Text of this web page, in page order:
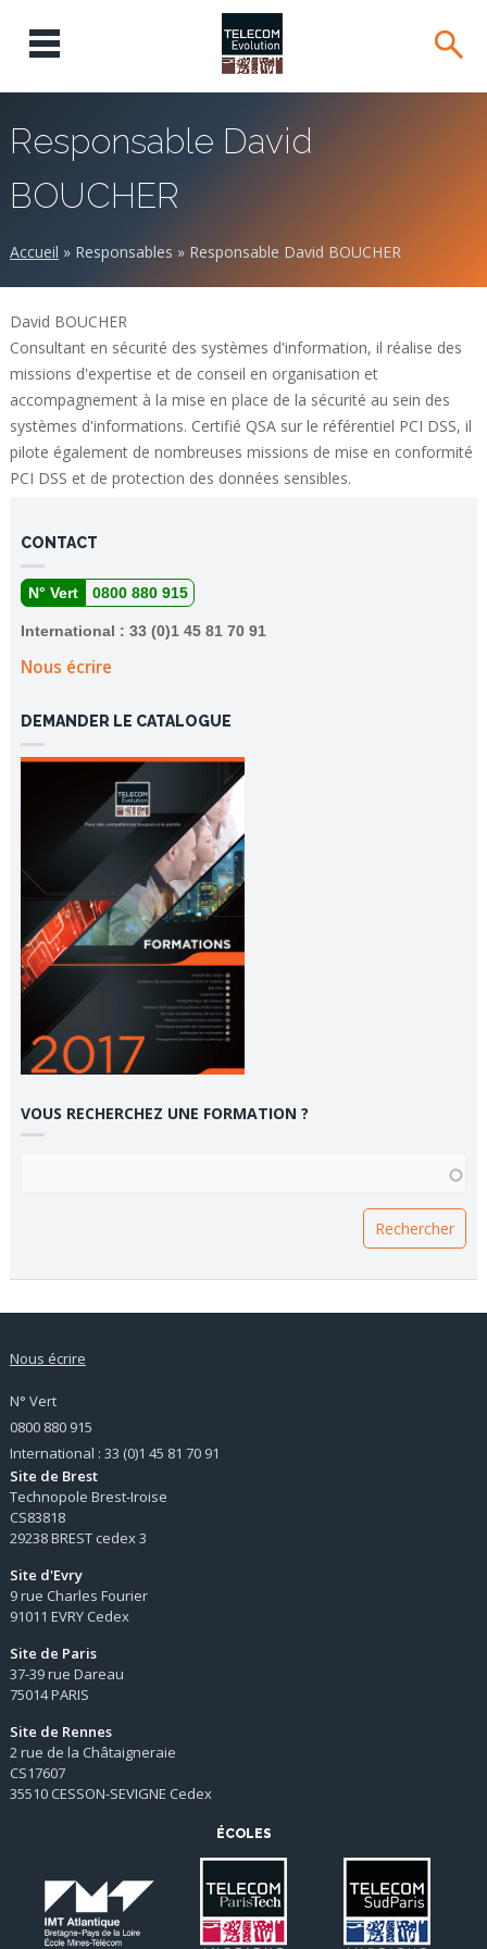
Responsable David
BOUCHER
Accueil » Responsables » Responsable David BOUCHER
David BOUCHER
Consultant en sécurité des systèmes d'information, il réalise des
missions d'expertise et de conseil en organisation et
accompagnement à la mise en place de la sécurité au sein des
systèmes d'informations. Certifié QSA sur le référentiel PCI DSS, il
pilote également de nombreuses missions de mise en conformité
PCI DSS et de protection des données sensibles.
CONTACT
N° Vert 0800 880 915
International : 33 (0)1 45 81 70 91
Nous écrire
DEMANDER LE CATALOGUE
VOUS RECHERCHEZ UNE FORMATION ?
Nous écrire
N° Vert
0800 880 915
International : 33 (0)1 45 81 70 91
Site de Brest
Technopole Brest-Iroise
CS83818
29238 BREST cedex 3
Site d'Evry
9 rue Charles Fourier
91011 EVRY Cedex
Site de Paris
37-39 rue Dareau
75014 PARIS
Site de Rennes
2 rue de la Châtaigneraie
CS17607
35510 CESSON-SEVIGNE Cedex
ÉCOLES